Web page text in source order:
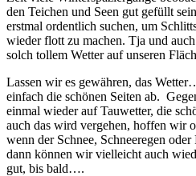
den Teichen und Seen gut gefüllt
erstmal ordentlich suchen, um
wieder flott zu machen. Tja und
solch tollem Wetter auf unseren
Lassen wir es gewähren, das
einfach die schönen Seiten ab.
einmal wieder auf Tauwetter, die
auch das wird vergehen, hoffen wir
wenn der Schnee, Schneeregen
dann können wir vielleicht auch
gut, bis bald….